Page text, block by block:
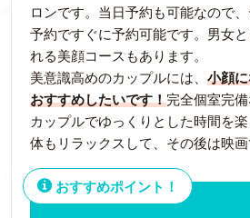
ロンです。当日予約も可能なので
予約ですぐに予約可能です。男女
れる美顔コースもあります。
美意識高めのカップルには、 小顔
おすすめしたいです！完全個室完備
カップルでゆっくりとした時間を
体もリラックスして、その後は映
おすすめポイント！